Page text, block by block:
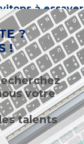
à essayer
un « métier ».
?
!
votre
talents